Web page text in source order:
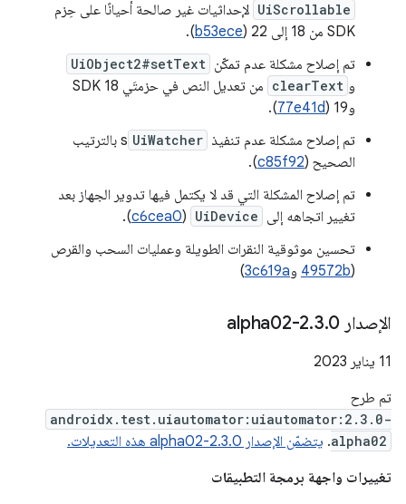
UiScrollable لإحداثيات غير صالحة أحيانًا على حِزم
SDK من 18 إلى 22 (
b53ece
).
تم إصلاح مشكلة عدم تمكّن UiObject2#setText
و clearText
من تعديل النص في حزمتَي SDK 18
و19 (
77e41d
).
تم إصلاح مشكلة عدم تنفيذ UiWatcher
s بالترتيب
الصحيح (c85f92
).
تم إصلاح المشكلة التي قد لا يكتمل فيها تدوير الجهاز بعد
تغيير اتجاهه إلى UiDevice
(
c6cea0
).
تحسين موثوقية النقرات الطويلة وعمليات السحب والقرص
(
49572b و3c619a
)
الإصدار 2 .3.0-alpha02
‫11 يناير 2023
تم طرح
androidx.test.uiautomator:uiautomator:2.3.0-
alpha02
. يتضمّن الإصدار 2.3.0-alpha02 هذه التعديلات.
تغييرات واجهة برمجة التطبيقات